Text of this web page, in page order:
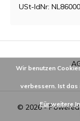
USt-IdNr:
© 2026 -
Wir benutzen
verbessern. Ist das
Für weitere